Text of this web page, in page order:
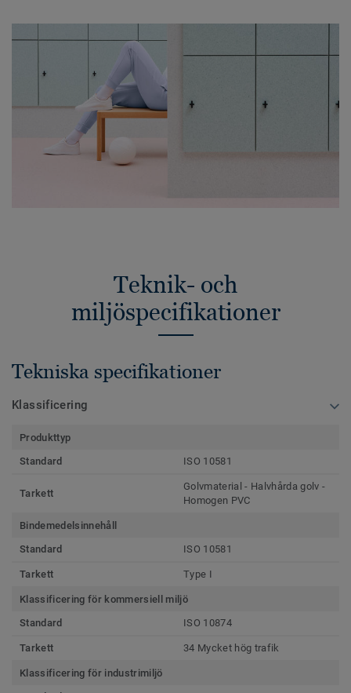
Teknik- och
miljöspecifikationer
Tekniska specifikationer
Klassificering
Produkttyp
Standard
ISO 10581
Tarkett
Golvmaterial - Halvhårda golv -
Homogen PVC
Bindemedelsinnehåll
Standard
ISO 10581
Tarkett Type I
Klassificering för kommersiell miljö
Standard
ISO 10874
Tarkett 34 Mycket hög trafik
Klassificering för industrimiljö